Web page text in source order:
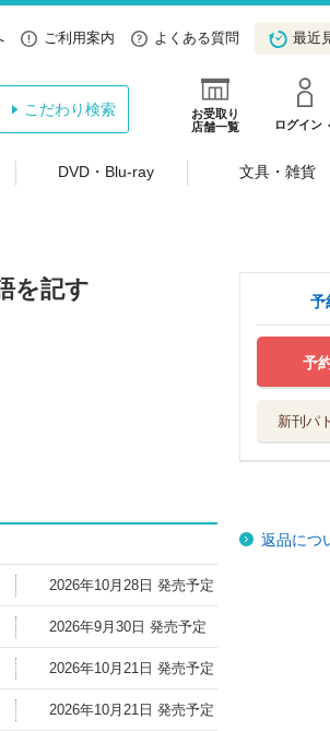
ご利用案内 よくある質問 最近
お受取り
店舗一覧
ログイン
こだわり検索
DVD・Blu-ray 文具・雑貨
を記す
2026年10月28日 発売予定
2026年9月30日 発売予定
2026年10月21日 発売予定
2026年10月21日 発売予定
予
予
新刊パ
返品につ